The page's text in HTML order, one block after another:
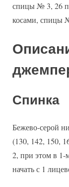
спицы № 3, 26
косами, спицы
Спинка
Бежево-серой
(130, 142, 150,
2, при этом в 1-
начать с 1